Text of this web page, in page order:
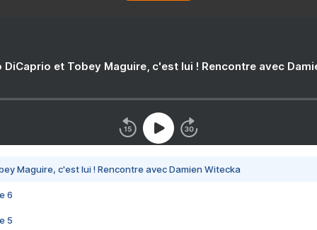
DiCaprio et Tobey Maguire, c'est lui ! Rencontre avec
Maguire, c'est lui ! Rencontre avec Damien Witecka
6
5